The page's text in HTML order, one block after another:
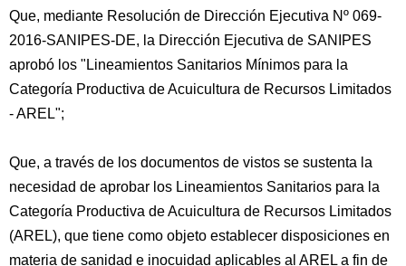
Que, mediante Resolución de Dirección Ejecutiva Nº 069-
2016-SANIPES-DE, la Dirección Ejecutiva de SANIPES
aprobó los "Lineamientos Sanitarios Mínimos para la
Categoría Productiva de Acuicultura de Recursos Limitados
- AREL";
Que, a través de los documentos de vistos se sustenta la
necesidad de aprobar los Lineamientos Sanitarios para la
Categoría Productiva de Acuicultura de Recursos Limitados
(AREL), que tiene como objeto establecer disposiciones en
materia de sanidad e inocuidad aplicables al AREL a fin de